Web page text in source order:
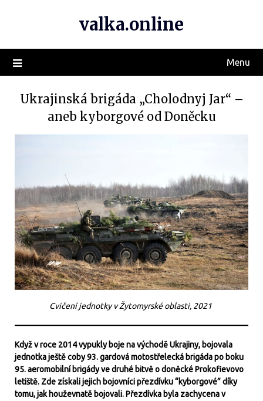
valka.online
Menu
Ukrajinská brigáda „Cholodnyj Jar“ –
aneb kyborgové od Doněcku
Cvičení jednotky v Žytomyrské oblasti, 2021
Když v roce 2014 vypukly boje na východě Ukrajiny, bojovala
jednotka ještě coby 93. gardová motostřelecká brigáda po boku
95. aeromobilní brigády ve druhé bitvě o doněcké Prokofievovo
letiště. Zde získali jejich bojovníci přezdívku “kyborgové” díky
tomu, jak houževnatě bojovali. Přezdívka byla zachycena v